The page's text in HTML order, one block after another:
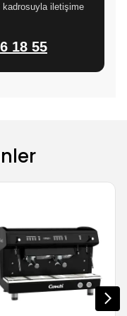
kadrosuyla iletişime
18 55